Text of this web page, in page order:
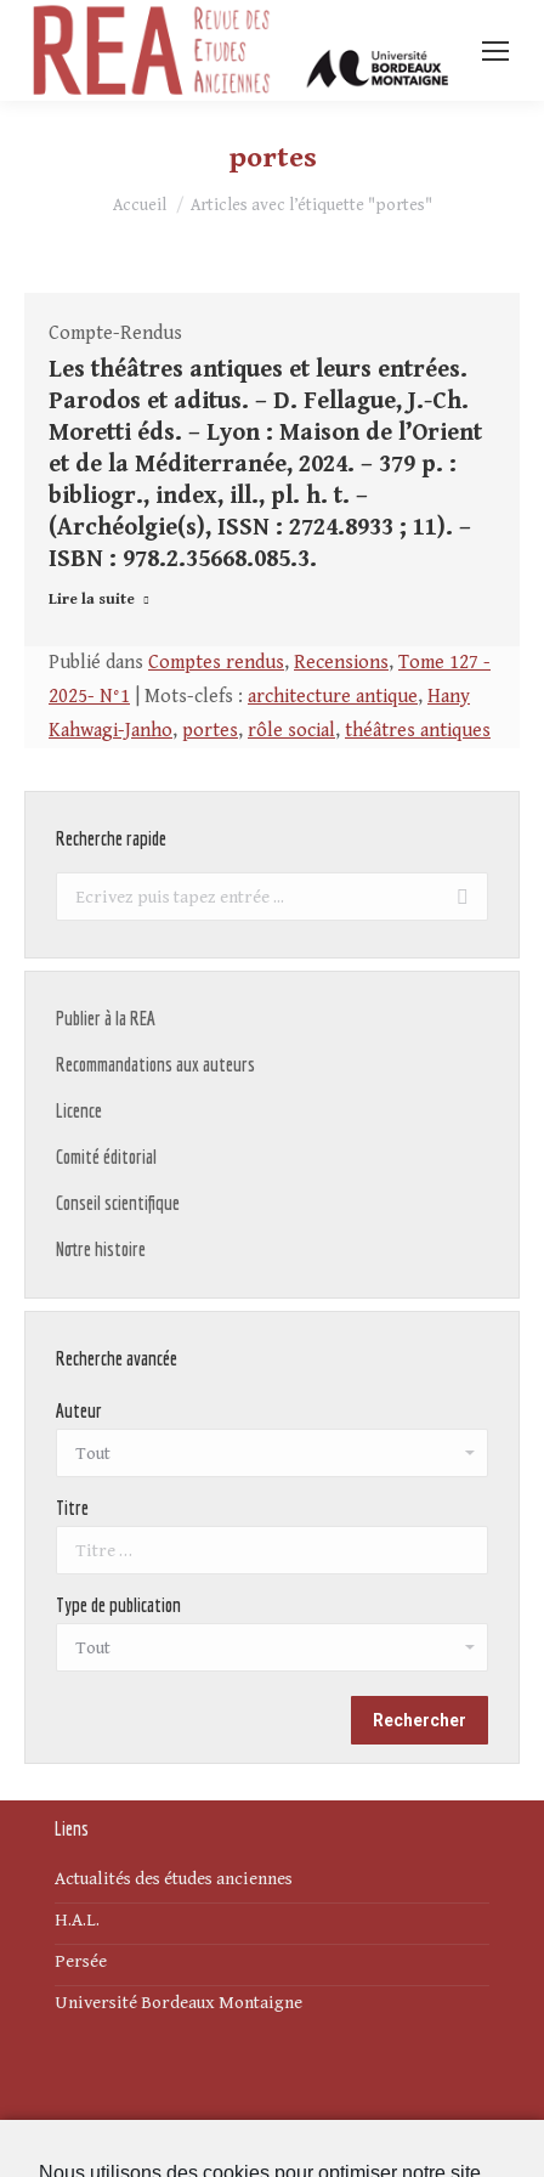
Nous utilisons des cookies pour optimiser notre site
portes
Vous êtes ici :
Accueil Articles avec l’étiquette "portes"
Compte-Rendus
Les théâtres antiques et leurs entrées.
Parodos et aditus. – D. Fellague, J.-Ch.
Moretti éds. – Lyon : Maison de l’Orient
et de la Méditerranée, 2024. – 379 p. :
bibliogr., index, ill., pl. h. t. –
(Archéolgie(s), ISSN : 2724.8933 ; 11). –
ISBN : 978.2.35668.085.3.
Lire la suite
Publié dans Comptes rendus, Recensions, Tome 127 -
2025- N°1 | Mots-clefs : architecture antique, Hany
Kahwagi-Janho, portes, rôle social, théâtres antiques
Recherche rapide
Recherche
Publier à la REA
Recommandations aux auteurs
Licence
Comité éditorial
Conseil scientifique
Notre histoire
Recherche avancée
Auteur
Titre
Type de publication
Liens
Actualités des études anciennes
H.A.L.
Persée
Université Bordeaux Montaigne